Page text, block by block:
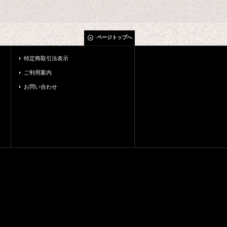
ページトップへ
特定商取引法表示
ご利用案内
お問い合わせ